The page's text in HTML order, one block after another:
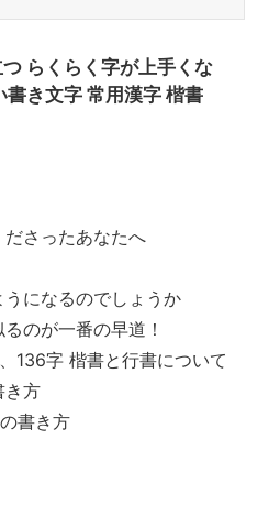
らくらく字が上手くな
き文字 常用漢字 楷書
さったあなたへ
になるのでしょうか
のが一番の早道！
136字 楷書と行書について
き方
書き方